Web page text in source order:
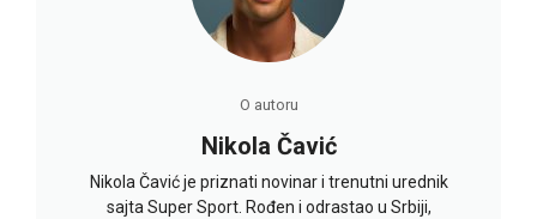
O autoru
Nikola Čavić
Nikola Čavić je priznati novinar i trenutni urednik
sajta Super Sport. Rođen i odrastao u Srbiji,